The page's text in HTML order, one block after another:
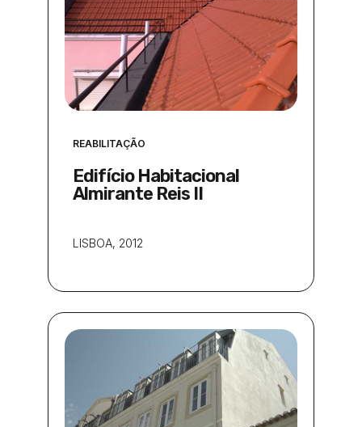
REABILITAÇÃO
Edifício Habitacional
Almirante Reis II
LISBOA, 2012